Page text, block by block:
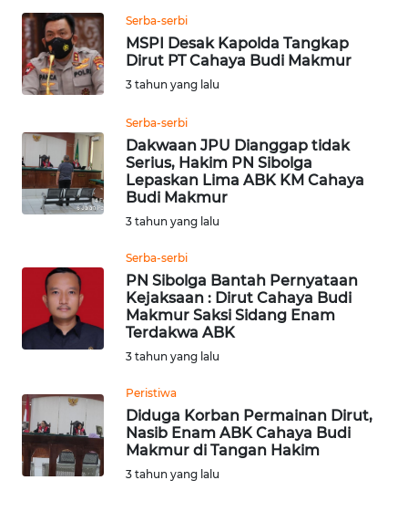
Serba-serbi
MSPI Desak Kapolda Tangkap
Dirut PT Cahaya Budi Makmur
3 tahun yang lalu
Serba-serbi
Dakwaan JPU Dianggap tidak
Serius, Hakim PN Sibolga
Lepaskan Lima ABK KM Cahaya
Budi Makmur
3 tahun yang lalu
Serba-serbi
PN Sibolga Bantah Pernyataan
Kejaksaan : Dirut Cahaya Budi
Makmur Saksi Sidang Enam
Terdakwa ABK
3 tahun yang lalu
Peristiwa
Diduga Korban Permainan Dirut,
Nasib Enam ABK Cahaya Budi
Makmur di Tangan Hakim
3 tahun yang lalu
TANJUNG
LESUNG
WN
WN
SIMALUNGUN
WN
TAPANULI
TENGAH
SERDANG
WN
TEBING